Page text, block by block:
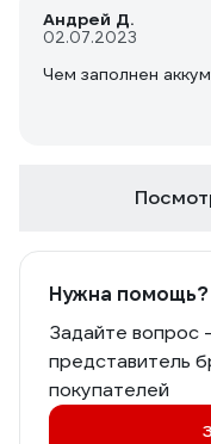
Андрей Д.
02.07.2023
Чем заполнен
Нужна помощь?
Задайте вопрос
представитель
покупателей